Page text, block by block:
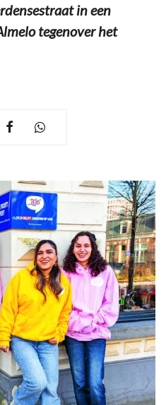
in een
tegenover het